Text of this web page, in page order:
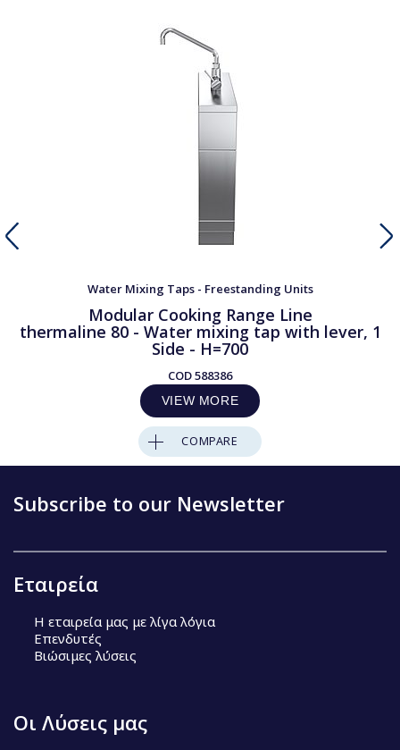
Water Mixing Taps - Freestanding Units
Modular Cooking Range Line
thermaline 80 - Water mixing tap with lever, 1
Side - H=700
COD588386
VIEW MORE
COMPARE
Subscribe to our Newsletter
Εταιρεία
Η εταιρεία μας με λίγα λόγια
Επενδυτές
Βιώσιμες λύσεις
Οι Λύσεις μας